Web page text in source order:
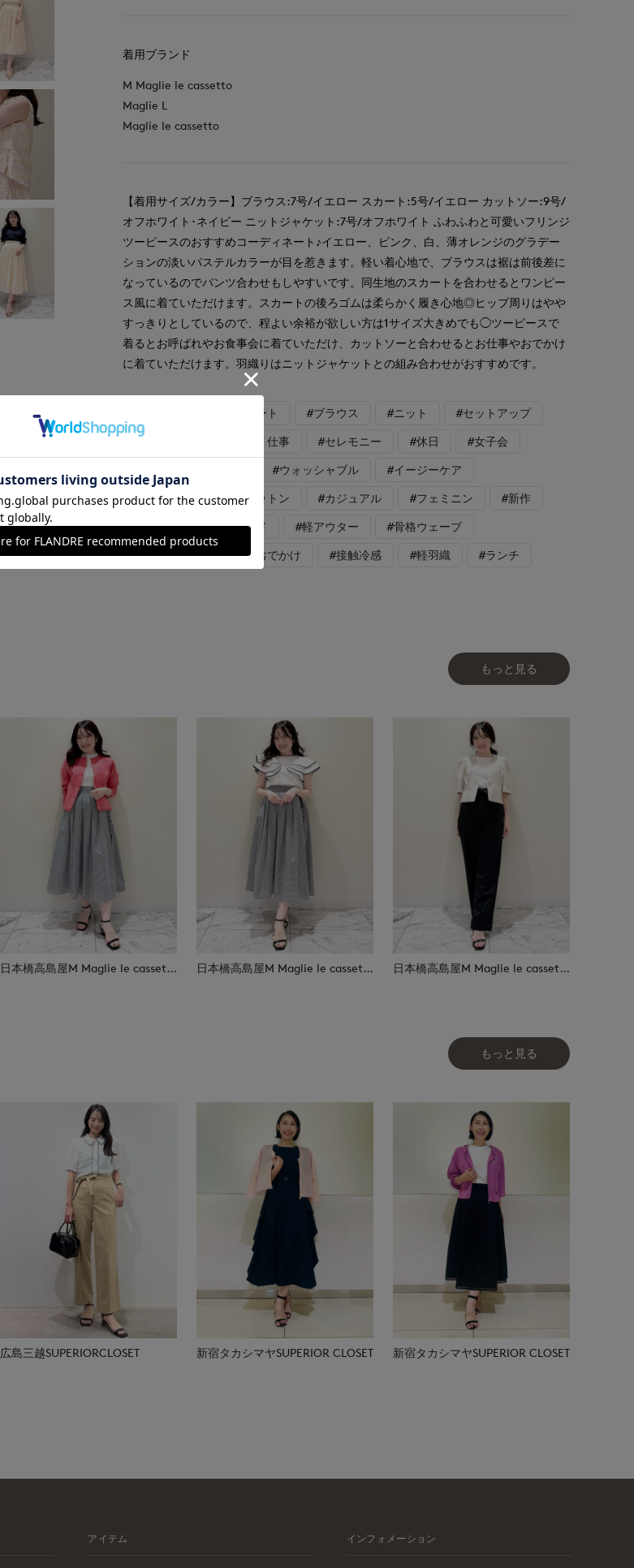
着用ブランド
M Maglie le cassetto
Maglie L
Maglie le cassetto
【着用サイズ/カラー】ブラウス:7号/イエロー スカート:5号/イエロー カットソー:9号/
オフホワイト･ネイビー ニットジャケット:7号/オフホワイト ふわふわと可愛いフリンジ
ツーピースのおすすめコーディネート♪イエロー、ピンク、白、薄オレンジのグラデー
ションの淡いパステルカラーが目を惹きます。軽い着心地で、ブラウスは裾は前後差に
なっているのでパンツ合わせもしやすいです。同生地のスカートを合わせるとワンピー
ス風に着ていただけます。スカートの後ろゴムは柔らかく履き心地◎ヒップ周りはやや
すっきりとしているので、程よい余裕が欲しい方は1サイズ大きめでも◯ツーピースで
着るとお呼ばれやお食事会に着ていただけ、カットソーと合わせるとお仕事やおでかけ
に着ていただけます。羽織りはニットジャケットとの組み合わせがおすすめです。
#スカート #ブラウス #ニット #セットアップ
#ジャケット #通勤・仕事 #セレモニー #休日 #女子会
#ウォッシャブル #イージーケア
#大きいサイズ #コットン #カジュアル #フェミニン #新作
#エレガンス #モード #軽アウター #骨格ウェーブ
#骨格ナチュラル #おでかけ #接触冷感 #軽羽織 #ランチ
もっと見る
日本橋高島屋M Maglie le cassetto 日本橋高島屋M Maglie le cassetto 日本橋高島屋M Maglie le cassetto
もっと見る
広島三越SUPERIORCLOSET 新宿タカシマヤSUPERIOR CLOSET 新宿タカシマヤSUPERIOR CLOSET
アイテム インフォメーション